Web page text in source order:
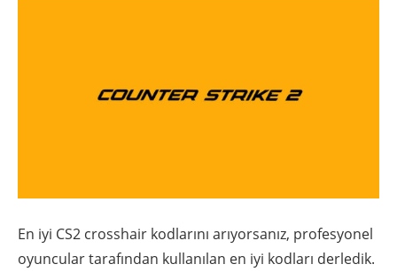
En iyi CS2 crosshair kodlarını arıyorsanız, profesyonel
oyuncular tarafından kullanılan en iyi kodları derledik.